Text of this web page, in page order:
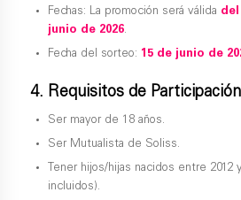
Fechas: La promoción será válida del
junio de 2026.
Fecha del sorteo: 15 de junio de
4. Requisitos de Participación
Ser mayor de 18 años.
Ser Mutualista de Soliss.
Tener hijos/hijas nacidos entre 2012
incluidos).